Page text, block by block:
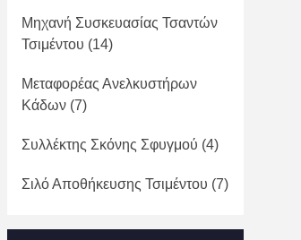
Μηχανή Συσκευασίας Τσαντών
Τσιμέντου (14)
Μεταφορέας Ανελκυστήρων
Κάδων (7)
Συλλέκτης Σκόνης Σφυγμού (4)
Σιλό Αποθήκευσης Τσιμέντου (7)